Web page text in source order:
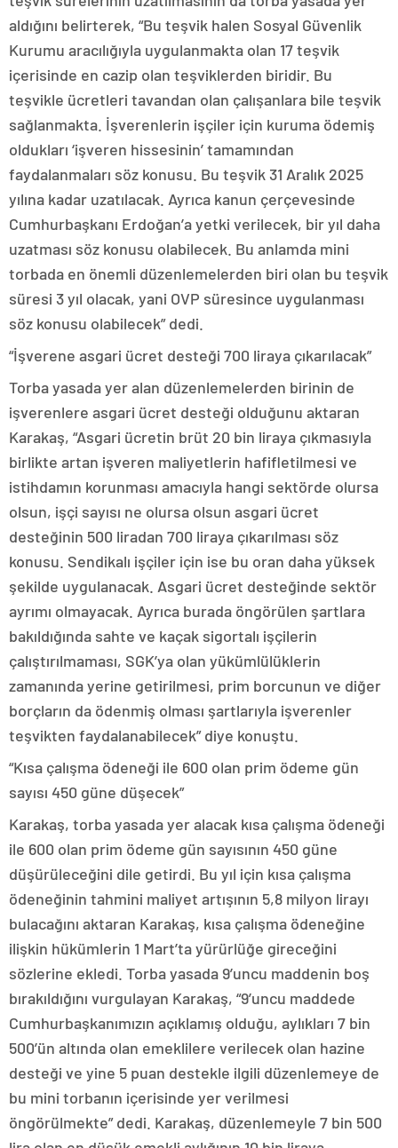
aldığını belirterek, “Bu teşvik halen Sosyal Güvenlik
Kurumu aracılığıyla uygulanmakta olan 17 teşvik
içerisinde en cazip olan teşviklerden biridir. Bu
teşvikle ücretleri tavandan olan çalışanlara bile teşvik
sağlanmakta. İşverenlerin işçiler için kuruma ödemiş
oldukları ‘işveren hissesinin’ tamamından
faydalanmaları söz konusu. Bu teşvik 31 Aralık 2025
yılına kadar uzatılacak. Ayrıca kanun çerçevesinde
Cumhurbaşkanı Erdoğan’a yetki verilecek, bir yıl daha
uzatması söz konusu olabilecek. Bu anlamda mini
torbada en önemli düzenlemelerden biri olan bu teşvik
süresi 3 yıl olacak, yani OVP süresince uygulanması
söz konusu olabilecek” dedi.
“İşverene asgari ücret desteği 700 liraya çıkarılacak”
Torba yasada yer alan düzenlemelerden birinin de
işverenlere asgari ücret desteği olduğunu aktaran
Karakaş, “Asgari ücretin brüt 20 bin liraya çıkmasıyla
birlikte artan işveren maliyetlerin hafifletilmesi ve
istihdamın korunması amacıyla hangi sektörde olursa
olsun, işçi sayısı ne olursa olsun asgari ücret
desteğinin 500 liradan 700 liraya çıkarılması söz
konusu. Sendikalı işçiler için ise bu oran daha yüksek
şekilde uygulanacak. Asgari ücret desteğinde sektör
ayrımı olmayacak. Ayrıca burada öngörülen şartlara
bakıldığında sahte ve kaçak sigortalı işçilerin
çalıştırılmaması, SGK’ya olan yükümlülüklerin
zamanında yerine getirilmesi, prim borcunun ve diğer
borçların da ödenmiş olması şartlarıyla işverenler
teşvikten faydalanabilecek” diye konuştu.
“Kısa çalışma ödeneği ile 600 olan prim ödeme gün
sayısı 450 güne düşecek”
Karakaş, torba yasada yer alacak kısa çalışma ödeneği
ile 600 olan prim ödeme gün sayısının 450 güne
düşürüleceğini dile getirdi. Bu yıl için kısa çalışma
ödeneğinin tahmini maliyet artışının 5,8 milyon lirayı
bulacağını aktaran Karakaş, kısa çalışma ödeneğine
ilişkin hükümlerin 1 Mart’ta yürürlüğe gireceğini
sözlerine ekledi. Torba yasada 9’uncu maddenin boş
bırakıldığını vurgulayan Karakaş, “9’uncu maddede
Cumhurbaşkanımızın açıklamış olduğu, aylıkları 7 bin
500’ün altında olan emeklilere verilecek olan hazine
desteği ve yine 5 puan destekle ilgili düzenlemeye de
bu mini torbanın içerisinde yer verilmesi
öngörülmekte” dedi. Karakaş, düzenlemeyle 7 bin 500